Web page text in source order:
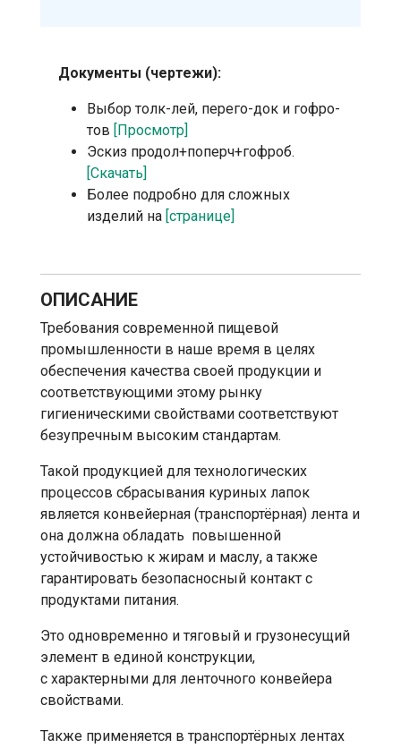
Документы (чертежи):
Выбор толк-лей, перего-док и гофро-
тов [Просмотр]
Эскиз продол+поперч+гофроб.
[Скачать]
Более подробно для сложных
изделий на [странице]
ОПИСАНИЕ
Требования современной пищевой
промышленности в наше время в целях
обеспечения качества своей продукции и
соответствующими этому рынку
гигиеническими свойствами соответствуют
безупречным высоким стандартам.
Такой продукцией для технологических
процессов сбрасывания куриных лапок
является конвейерная (транспортёрная) лента и
она должна обладать повышенной
устойчивостью к жирам и маслу, а также
гарантировать безопасносный контакт с
продуктами питания.
Это одновременно и тяговый и грузонесущий
элемент в единой конструкции,
с характерными для ленточного конвейера
свойствами.
Также применяется в транспортёрных лентах